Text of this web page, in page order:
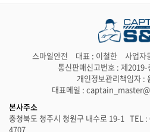
스마일안전 대표 : 이철한
사업자
통신판매신고번호 : 제
개인정보관리책임자 :
대표메일 :
본사주소
충청북도 청주시 청원구 내수로 19-1 TEL
4707